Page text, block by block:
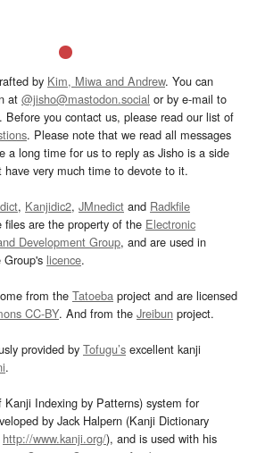
by Kim, Miwa and Andrew. You can
at @jisho@mastodon.social or by e-mail to
. Before you contact us, please read our list of
. Please note that we read all messages
a long time for us to reply as Jisho is a side
have very much time to devote to it.
, Kanjidic2, JMnedict and Radkfile
files are the property of the Electronic
Development Group, and are used in
licence.
from the Tatoeba project and are licensed
CC-BY. And from the Jreibun project.
provided by Tofugu’s excellent kanji
.
Indexing by Patterns) system for
by Jack Halpern (Kanji Dictionary
http://www.kanji.org/), and is used with his